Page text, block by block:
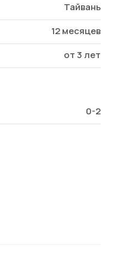
Тайвань
12 месяцев
от 3 лет
0-2